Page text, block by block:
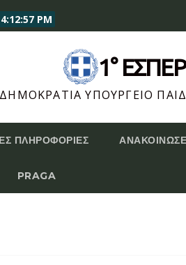
4:12:58 PM
1°
ΥΠΟΥΡΓΕΊΟ
ΠΛΗΡΟΦΟΡΊΕΣ
PRAGA